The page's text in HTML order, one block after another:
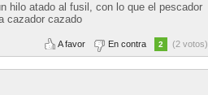
hilo atado al fusil, con lo que el pescador
cazador cazado
A favor En contra 2 (2 votos)